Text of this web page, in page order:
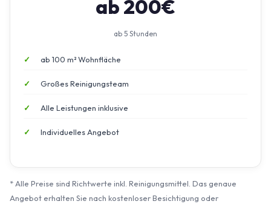
ab 200€
ab 5 Stunden
ab 100 m² Wohnfläche
Großes Reinigungsteam
Alle Leistungen inklusive
Individuelles Angebot
* Alle Preise sind Richtwerte inkl. Reinigungsmittel. Das genaue
Angebot erhalten Sie nach kostenloser Besichtigung oder